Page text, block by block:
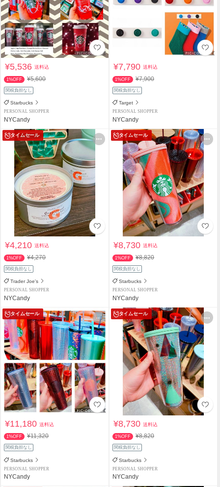
¥5,536送料込
1%OFF ¥5,600
関税負担なし
Starbucks
PERSONAL SHOPPER
NYCandy
¥7,790送料込
1%OFF ¥7,900
関税負担なし
Target
PERSONAL SHOPPER
NYCandy
タイムセール
¥4,210送料込
1%OFF ¥4,270
関税負担なし
Trader Joe's
PERSONAL SHOPPER
NYCandy
タイムセール
¥8,730送料込
1%OFF ¥8,820
関税負担なし
Starbucks
PERSONAL SHOPPER
NYCandy
タイムセール
¥11,180送料込
1%OFF ¥11,320
関税負担なし
Starbucks
PERSONAL SHOPPER
NYCandy
タイムセール
¥8,730送料込
1%OFF ¥8,820
関税負担なし
Starbucks
PERSONAL SHOPPER
NYCandy